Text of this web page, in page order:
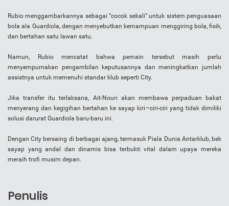
Rubio menggambarkannya sebagai “cocok sekali” untuk sistem penguasaan
bola ala Guardiola, dengan menyebutkan kemampuan menggiring bola, fisik,
dan bertahan satu lawan satu.
Namun, Rubio mencatat bahwa pemain tersebut masih perlu
menyempurnakan pengambilan keputusannya dan meningkatkan jumlah
assistnya untuk memenuhi standar klub seperti City.
Jika transfer itu terlaksana, Ait-Nouri akan membawa perpaduan bakat
menyerang dan kegigihan bertahan ke sayap kiri—ciri-ciri yang tidak dimiliki
solusi darurat Guardiola baru-baru ini.
Dengan City bersaing di berbagai ajang, termasuk Piala Dunia Antarklub, bek
sayap yang andal dan dinamis bisa terbukti vital dalam upaya mereka
meraih trofi musim depan.
Penulis